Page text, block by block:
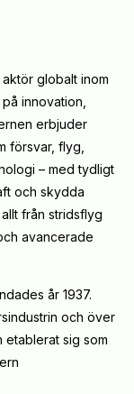
globalt inom
innovation,
erbjuder
försvar, flyg,
– med tydligt
och skydda
från stridsflyg
avancerade
år 1937.
och över
sig som